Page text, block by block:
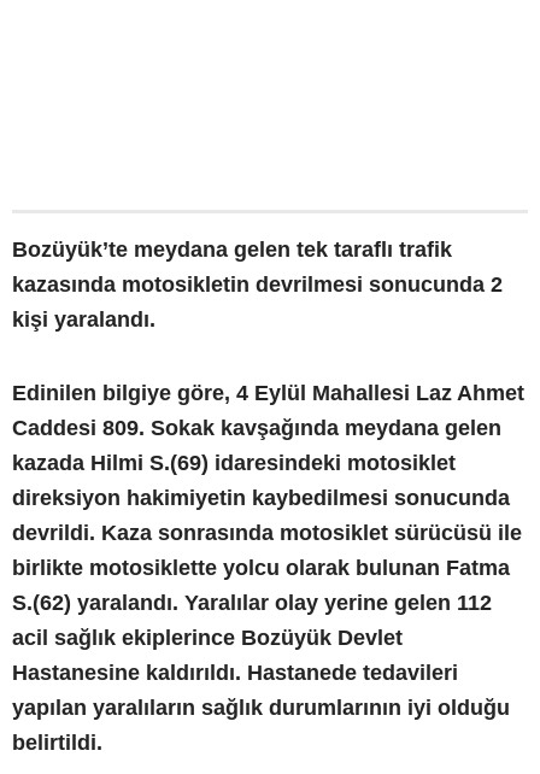
Bozüyük’te meydana gelen tek taraflı trafik
kazasında motosikletin devrilmesi sonucunda 2
kişi yaralandı.
Edinilen bilgiye göre, 4 Eylül Mahallesi Laz Ahmet
Caddesi 809. Sokak kavşağında meydana gelen
kazada Hilmi S.(69) idaresindeki motosiklet
direksiyon hakimiyetin kaybedilmesi sonucunda
devrildi. Kaza sonrasında motosiklet sürücüsü ile
birlikte motosiklette yolcu olarak bulunan Fatma
S.(62) yaralandı. Yaralılar olay yerine gelen 112
acil sağlık ekiplerince Bozüyük Devlet
Hastanesine kaldırıldı. Hastanede tedavileri
yapılan yaralıların sağlık durumlarının iyi olduğu
belirtildi.